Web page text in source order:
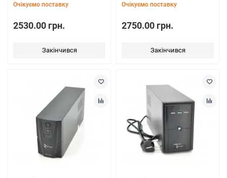
Очікуємо поставку
2530.00 грн.
Закінчився
Очікуємо поставку
2750.00 грн.
Закінчився